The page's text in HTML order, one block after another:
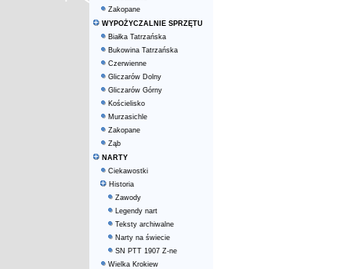
Zakopane
WYPOŻYCZALNIE SPRZĘTU
Białka Tatrzańska
Bukowina Tatrzańska
Czerwienne
Gliczarów Dolny
Gliczarów Górny
Kościelisko
Murzasichle
Zakopane
Ząb
NARTY
Ciekawostki
Historia
Zawody
Legendy nart
Teksty archiwalne
Narty na świecie
SN PTT 1907 Z-ne
Wielka Krokiew